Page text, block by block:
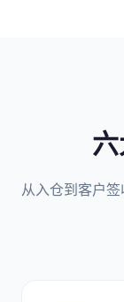
从入仓到客户